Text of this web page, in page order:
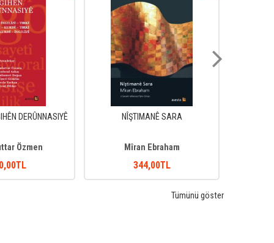
DERÛNNASIYÊ
Özmen
,00TL
NÎŞTIMANÊ SARA
Mîran Ebraham
344,00TL
Tümünü göster